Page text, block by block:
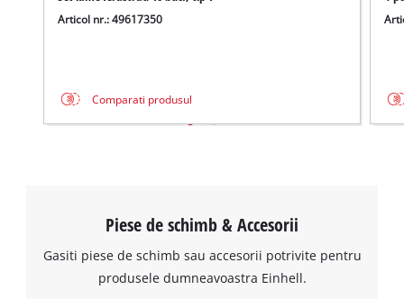
Management Platform
Articol nr.: 49617350
Comparati produsul
Piese de schimb & Accesorii
Gasiti piese de schimb sau accesorii potrivite pentru
produsele dumneavoastra Einhell.